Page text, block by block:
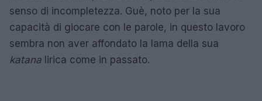
senso di incompletezza. Guè, noto per la sua
capacità di giocare con le parole, in questo lavoro
sembra non aver affondato la lama della sua
katana lirica come in passato.